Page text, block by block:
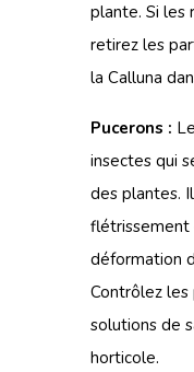
plante. Si les
retirez les
la Calluna
Pucerons :
insectes qui
des plantes.
flétrissement
déformation
Contrôlez les
solutions de
horticole.